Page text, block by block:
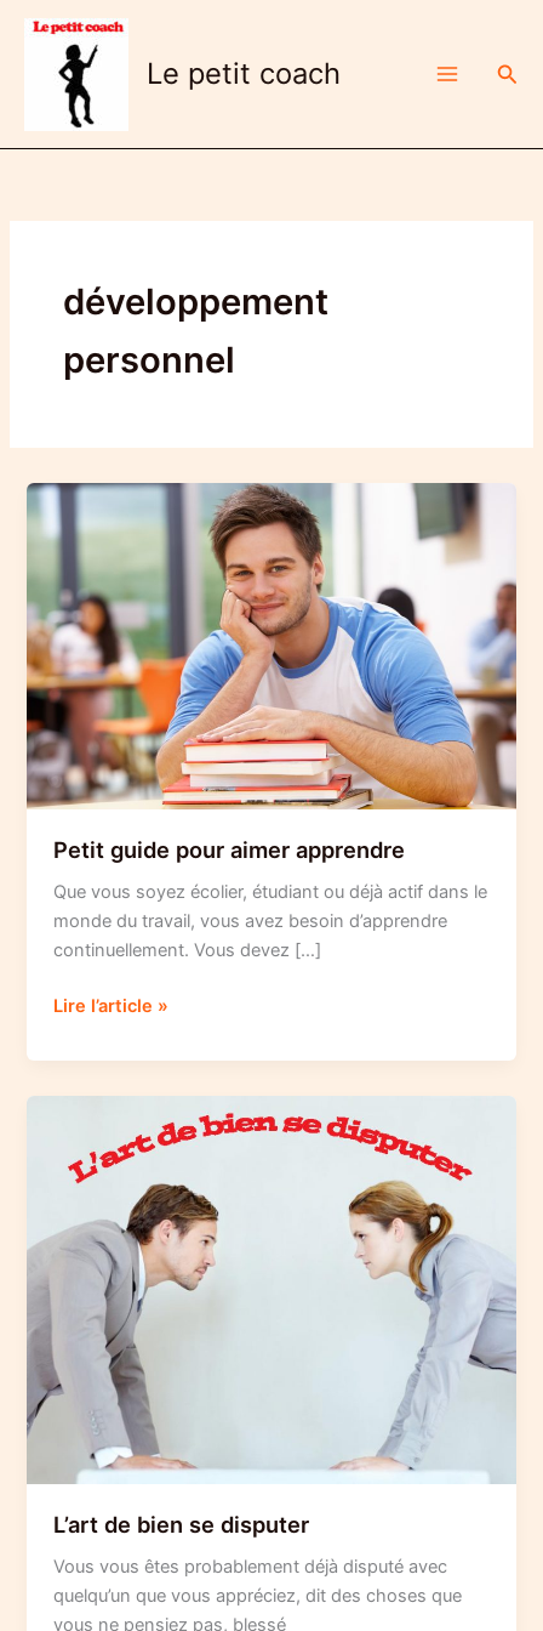
Aller
contenu
Le petit coach
développement
personnel
Petit guide pour aimer apprendre
Que vous soyez écolier, étudiant ou déjà actif dans le
monde du travail, vous avez besoin d’apprendre
continuellement. Vous devez […]
Petit
pour
aimer
Lire l’article »
L’art de bien se disputer
Vous vous êtes probablement déjà disputé avec
quelqu’un que vous appréciez, dit des choses que
vous ne pensiez pas, blessé